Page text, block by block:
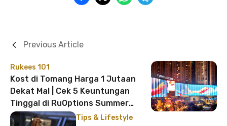
Rukees 101
Kost di Tomang Harga 1 Jutaan
Dekat Mal | Cek 5 Keuntungan
Tinggal di RuOptions Summer
Tawakal 11 Tomang
Previous Article
Tips & Lifestyle